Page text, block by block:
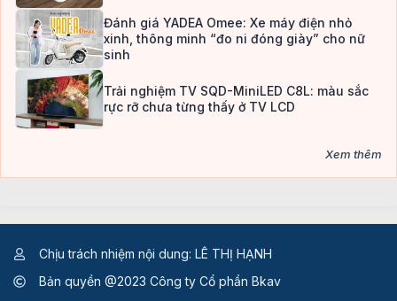
Đánh giá YADEA Omee: Xe máy điện nhỏ
xinh, thông minh “đo ni đóng giày” cho nữ
sinh
Trải nghiệm TV SQD-MiniLED C8L: màu sắc
rực rỡ chưa từng thấy ở TV LCD
Xem thêm
Chịu trách nhiệm nội dung: LÊ THỊ HẠNH
Bản quyền @2023 Công ty Cổ phần Bkav